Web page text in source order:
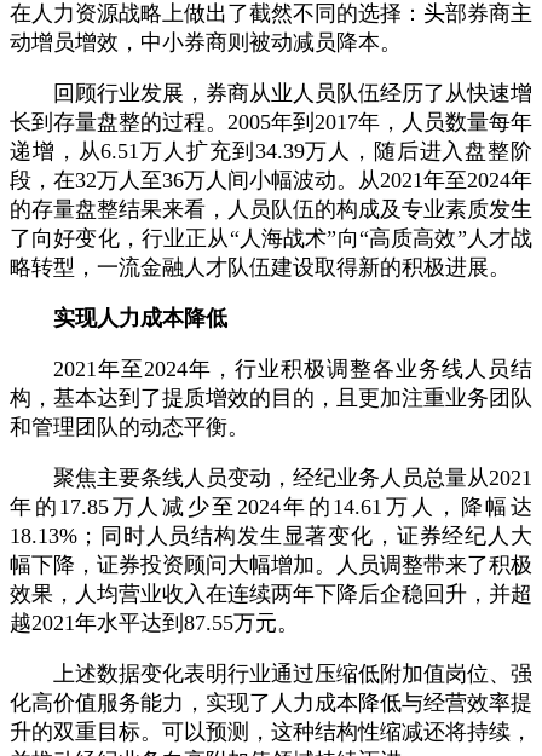
在人力资源战略上做出了截然不同的选择：头部券商主
动增员增效，中小券商则被动减员降本。
回顾行业发展，券商从业人员队伍经历了从快速增
长到存量盘整的过程。2005年到2017年，人员数量每年
递增，从6.51万人扩充到34.39万人，随后进入盘整阶
段，在32万人至36万人间小幅波动。从2021年至2024年
的存量盘整结果来看，人员队伍的构成及专业素质发生
了向好变化，行业正从“人海战术”向“高质高效”人才战
略转型，一流金融人才队伍建设取得新的积极进展。
实现人力成本降低
2021年至2024年，行业积极调整各业务线人员结
构，基本达到了提质增效的目的，且更加注重业务团队
和管理团队的动态平衡。
聚焦主要条线人员变动，经纪业务人员总量从2021
年的17.85万人减少至2024年的14.61万人，降幅达
18.13%；同时人员结构发生显著变化，证券经纪人大
幅下降，证券投资顾问大幅增加。人员调整带来了积极
效果，人均营业收入在连续两年下降后企稳回升，并超
越2021年水平达到87.55万元。
上述数据变化表明行业通过压缩低附加值岗位、强
化高价值服务能力，实现了人力成本降低与经营效率提
升的双重目标。可以预测，这种结构性缩减还将持续，